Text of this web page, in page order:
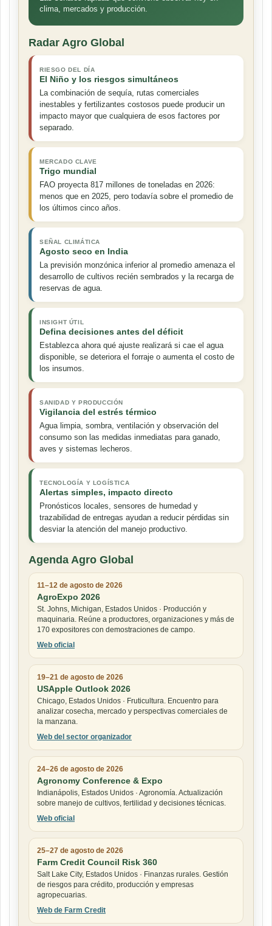
clima, mercados y producción.
Radar Agro Global
RIESGO DEL DÍA
El Niño y los riesgos simultáneos
La combinación de sequía, rutas comerciales
inestables y fertilizantes costosos puede producir un
impacto mayor que cualquiera de esos factores por
separado.
MERCADO CLAVE
Trigo mundial
FAO proyecta 817 millones de toneladas en 2026:
menos que en 2025, pero todavía sobre el promedio de
los últimos cinco años.
SEÑAL CLIMÁTICA
Agosto seco en India
La previsión monzónica inferior al promedio amenaza el
desarrollo de cultivos recién sembrados y la recarga de
reservas de agua.
INSIGHT ÚTIL
Defina decisiones antes del déficit
Establezca ahora qué ajuste realizará si cae el agua
disponible, se deteriora el forraje o aumenta el costo de
los insumos.
SANIDAD Y PRODUCCIÓN
Vigilancia del estrés térmico
Agua limpia, sombra, ventilación y observación del
consumo son las medidas inmediatas para ganado,
aves y sistemas lecheros.
TECNOLOGÍA Y LOGÍSTICA
Alertas simples, impacto directo
Pronósticos locales, sensores de humedad y
trazabilidad de entregas ayudan a reducir pérdidas sin
desviar la atención del manejo productivo.
Agenda Agro Global
11–12 de agosto de 2026
AgroExpo 2026
St. Johns, Michigan, Estados Unidos · Producción y
maquinaria. Reúne a productores, organizaciones y más de
170 expositores con demostraciones de campo.
Web oficial
19–21 de agosto de 2026
USApple Outlook 2026
Chicago, Estados Unidos · Fruticultura. Encuentro para
analizar cosecha, mercado y perspectivas comerciales de
la manzana.
Web del sector organizador
24–26 de agosto de 2026
Agronomy Conference & Expo
Indianápolis, Estados Unidos · Agronomía. Actualización
sobre manejo de cultivos, fertilidad y decisiones técnicas.
Web oficial
25–27 de agosto de 2026
Farm Credit Council Risk 360
Salt Lake City, Estados Unidos · Finanzas rurales. Gestión
de riesgos para crédito, producción y empresas
agropecuarias.
Web de Farm Credit